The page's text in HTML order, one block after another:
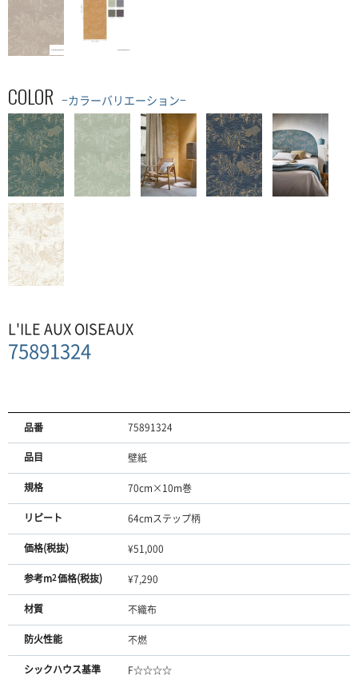
COLOR −カラーバリエーション−
L'ILE AUX OISEAUX
75891324
品番 75891324
品目 壁紙
規格 70cm×10m巻
リピート 64cmステップ柄
価格(税抜) ¥51,000
参考m2価格(税抜) ¥7,290
材質 不織布
防火性能 不燃
シックハウス基準 F☆☆☆☆